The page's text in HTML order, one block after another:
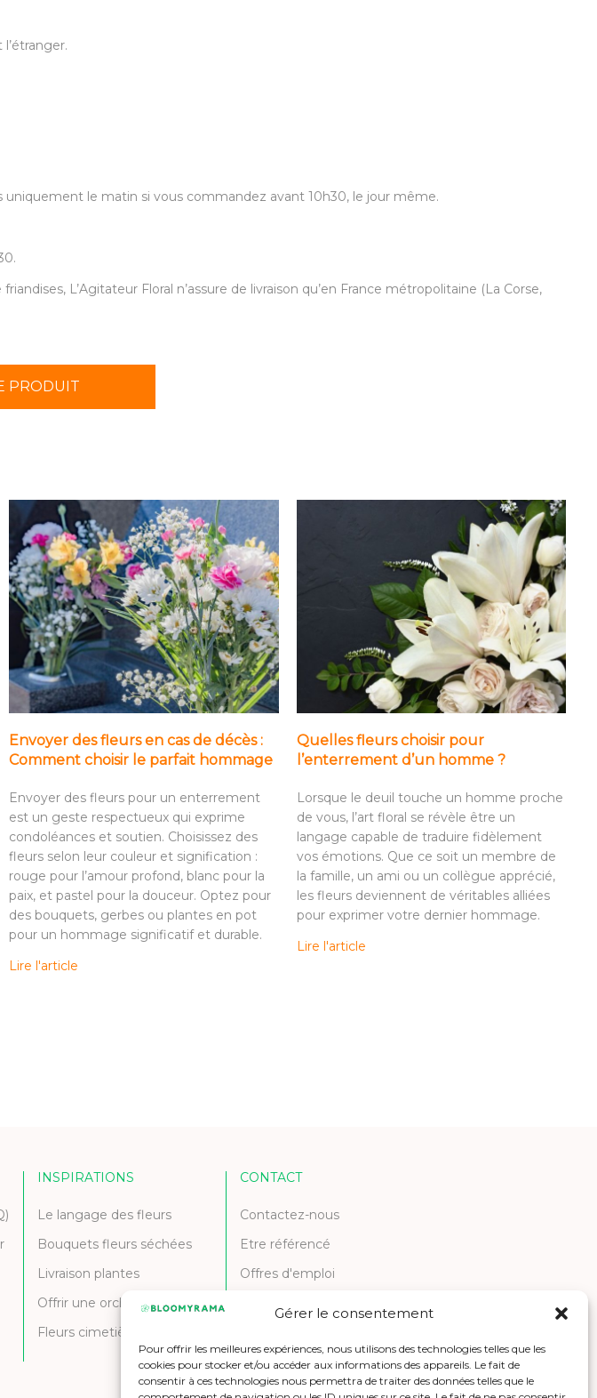
Gérer le consentement
Pour offrir les meilleures expériences, nous utilisons des technologies telles que les
cookies pour stocker et/ou accéder aux informations des appareils. Le fait de
consentir à ces technologies nous permettra de traiter des données telles que le
le matin si vous commandez avant 10h30, le jour même.
L’Agitateur Floral n’assure de livraison qu’en France métropolitaine (La Corse,
PRODUIT
Envoyer des fleurs en cas de décès :
Comment choisir le parfait hommage
Envoyer des fleurs pour un enterrement
est un geste respectueux qui exprime
condoléances et soutien. Choisissez des
fleurs selon leur couleur et signification :
rouge pour l’amour profond, blanc pour la
paix, et pastel pour la douceur. Optez pour
des bouquets, gerbes ou plantes en pot
pour un hommage significatif et durable.
Lire l'article
Quelles fleurs choisir pour
l’enterrement d’un homme ?
Lorsque le deuil touche un homme proche
de vous, l’art floral se révèle être un
langage capable de traduire fidèlement
vos émotions. Que ce soit un membre de
la famille, un ami ou un collègue apprécié,
les fleurs deviennent de véritables alliées
pour exprimer votre dernier hommage.
Lire l'article
INSPIRATIONS
Le langage des fleurs
Bouquets fleurs séchées
Livraison plantes
Offrir une orchidée
Fleurs cimetière et deuil
CONTACT
Contactez-nous
Etre référencé
Offres d'emploi